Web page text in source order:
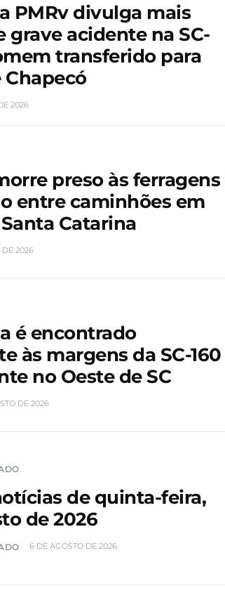
PMRv divulga mais
grave acidente na SC-
transferido para
2026
preso às ferragens
entre caminhões em
Catarina
DE 2026
é encontrado
às margens da SC-160
no Oeste de SC
DE 2026
de quinta-feira,
de 2026
6 DE AGOSTO DE 2026